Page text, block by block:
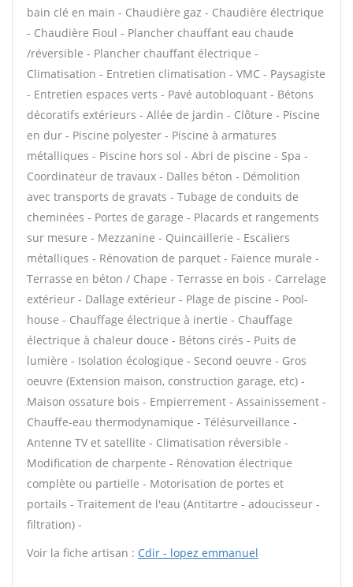
bain clé en main - Chaudière gaz - Chaudière électrique
- Chaudière Fioul - Plancher chauffant eau chaude
/réversible - Plancher chauffant électrique -
Climatisation - Entretien climatisation - VMC - Paysagiste
- Entretien espaces verts - Pavé autobloquant - Bétons
décoratifs extérieurs - Allée de jardin - Clôture - Piscine
en dur - Piscine polyester - Piscine à armatures
métalliques - Piscine hors sol - Abri de piscine - Spa -
Coordinateur de travaux - Dalles béton - Démolition
avec transports de gravats - Tubage de conduits de
cheminées - Portes de garage - Placards et rangements
sur mesure - Mezzanine - Quincaillerie - Escaliers
métalliques - Rénovation de parquet - Faïence murale -
Terrasse en béton / Chape - Terrasse en bois - Carrelage
extérieur - Dallage extérieur - Plage de piscine - Pool-
house - Chauffage électrique à inertie - Chauffage
électrique à chaleur douce - Bétons cirés - Puits de
lumière - Isolation écologique - Second oeuvre - Gros
oeuvre (Extension maison, construction garage, etc) -
Maison ossature bois - Empierrement - Assainissement -
Chauffe-eau thermodynamique - Télésurveillance -
Antenne TV et satellite - Climatisation réversible -
Modification de charpente - Rénovation électrique
complète ou partielle - Motorisation de portes et
portails - Traitement de l'eau (Antitartre - adoucisseur -
filtration) -
Voir la fiche artisan : Cdir - lopez emmanuel